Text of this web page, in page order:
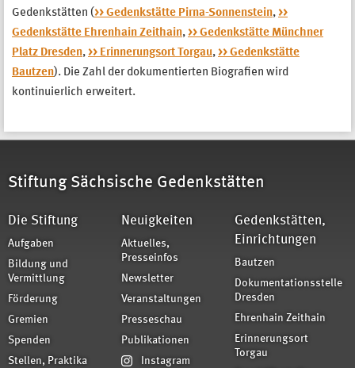
Gedenkstätten (>> Gedenkstätte Pirna-Sonnenstein, >>
Gedenkstätte Ehrenhain Zeithain, >> Gedenkstätte Münchner
Platz Dresden, >> Erinnerungsort Torgau, >> Gedenkstätte
Bautzen). Die Zahl der dokumentierten Biografien wird
kontinuierlich erweitert.
Stiftung Sächsische Gedenkstätten
Die Stiftung
Aufgaben
Bildung und
Vermittlung
Förderung
Gremien
Spenden
Stellen, Praktika
Neuigkeiten
Aktuelles,
Presseinfos
Newsletter
Veranstaltungen
Presseschau
Publikationen
Instagram
Gedenkstätten,
Einrichtungen
Bautzen
Dokumentationsstelle
Dresden
Ehrenhain Zeithain
Erinnerungsort
Torgau